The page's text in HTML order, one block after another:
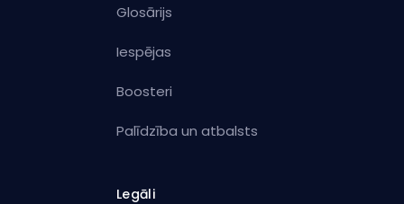
Glosārijs
Iespējas
Boosteri
Palīdzība un atbalsts
Legāli